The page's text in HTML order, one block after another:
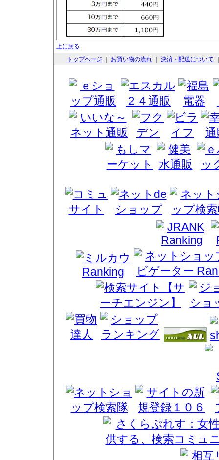
上に戻る
トップページ
お買い物の流れ｜ 決済・配送について